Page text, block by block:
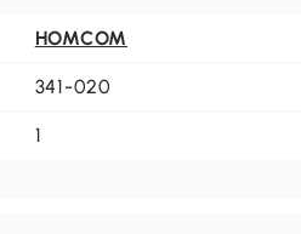
HOMCOM
341-020
1